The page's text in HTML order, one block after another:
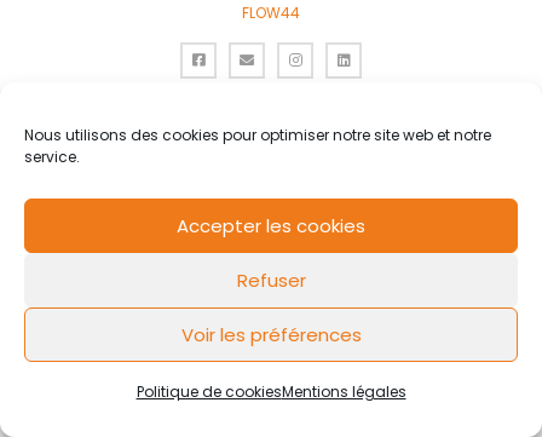
Nous utilisons des cookies pour optimiser notre site web et notre
service.
Accepter les cookies
Refuser
Voir les préférences
Politique de cookiesMentions légales
FLOW44